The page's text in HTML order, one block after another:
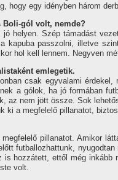
hogy egy idényben három
gól volt, nemde?
helyen. Szép támadást
kapuba passzolni, illetve
hol kell lennem. Negyven
emlegetik.
csak egyvalami
a gólok, ha jó formában
az nem jött össze. Sok
ki a megfelelő pillanatot,
pillanatot. Amikor
futballozhattunk,
is hozzátett, ettől még
volt.